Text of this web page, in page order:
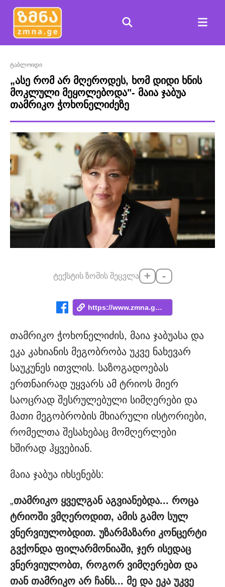
ტაბლოიდი
„ასე რომ არ მღეროდეს, ხომ დიდი ხნის
მოკლული მეყოლებოდა"- მაია ჯაბუა
თამრიკო ჭოხონელიძეზე
ტექსტის ზომის შეცვლა + -
https://www.zmna.ge/news/ase-rom-ar-mger...
თამრიკო ჭოხონელიძის, მაია ჯაბუასა და
ეკა კახიანის მეგობრობა უკვე ნახევარ
საუკუნეს ითვლის. საზოგადოებას
ერთნაირად უყვარს ამ ტრიოს მიერ
საოცრად შესრულებული სიმღერები და
მათი მეგობრობის მხიარული ისტორიები,
რომელთა შესახებაც მომღერლები
ხშირად ჰყვებიან.
მაია ჯაბუა იხსენებს:
„თამრიკო ყველგან აგვიანებდა... როცა
ტრიოში ვმღეროდით, ამის გამო სულ
ვნერვიულობდით. უზარმაზარი კონცერტი
გვქონდა ფილარმონიაში, ჯერ ისედაც
ვნერვიულობთ, როგორ ვიმღერებთ და
თან თამრიკო არ ჩანს... მე და ეკა უკვე